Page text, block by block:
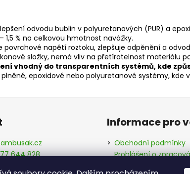
odvodu bublin v polyuretanových (PUR) a
1,5 % na celkovou hmotnost navážky.
povrchové napětí roztoku, zlepšuje odpěnění a
složky, nemá vliv na přetíratelnost materiálu
vhodný do transparentních systémů, kde
epoxidové nebo polyuretanové systémy, kde
644 828
Informace pro
Obchodní podmínky
Prohlášení o